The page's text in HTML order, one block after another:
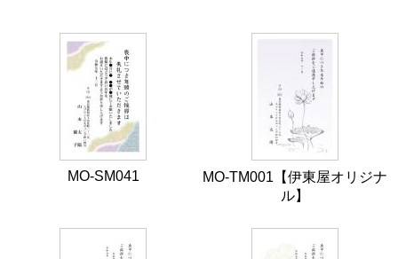
MO-SM041
MO-TM001【伊東屋オリジナ
ル】